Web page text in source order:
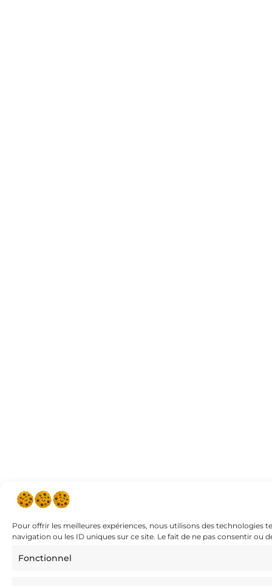
Pour offrir les meilleures expériences, nous utilisons des
navigation ou les ID uniques sur ce site. Le fait de ne pas consentir
Fonctionnel